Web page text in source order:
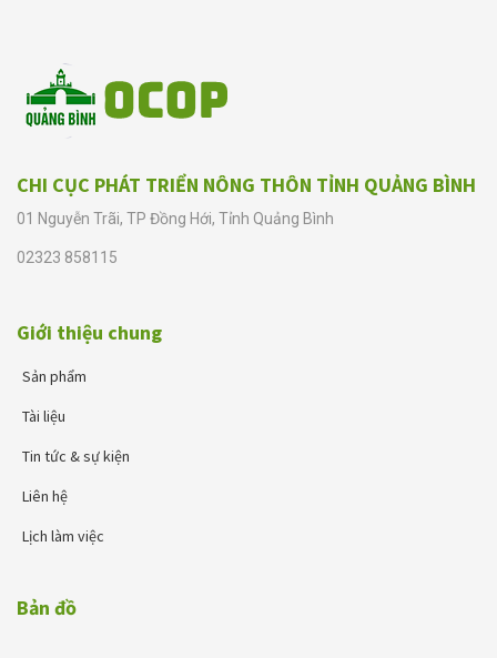
CHI CỤC PHÁT TRIỂN NÔNG THÔN TỈNH QUẢNG BÌNH
01 Nguyễn Trãi, TP Đồng Hới, Tỉnh Quảng Bình
02323 858115
Giới thiệu chung
Sản phẩm
Tài liệu
Tin tức & sự kiện
Liên hệ
Lịch làm việc
Bản đồ